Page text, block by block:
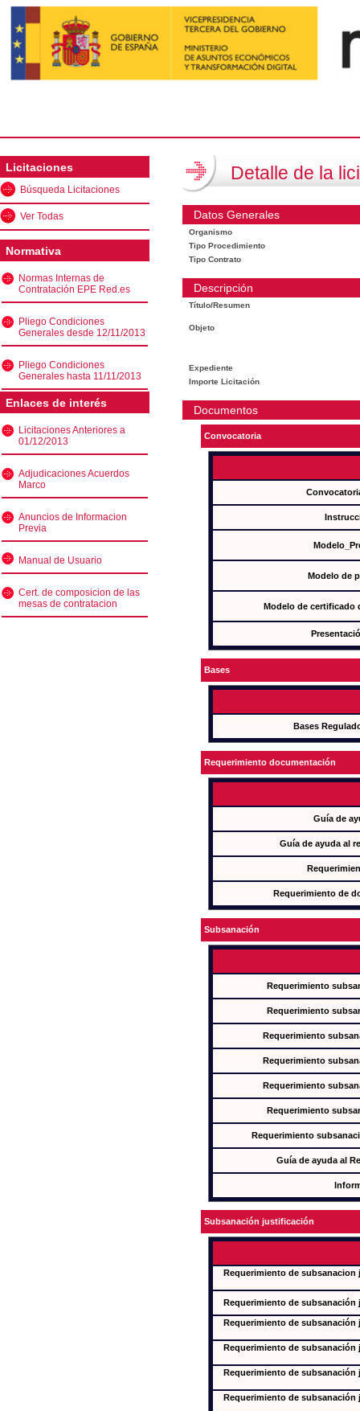
Licitaciones
Búsqueda Licitaciones
Ver Todas
Normativa
Normas Internas de
Contratación EPE Red.es
Pliego Condiciones
Generales desde 12/11/2013
Pliego Condiciones
Generales hasta 11/11/2013
Enlaces de interés
Licitaciones Anteriores a
01/12/2013
Adjudicaciones Acuerdos
Marco
Anuncios de Informacion
Previa
Manual de Usuario
Cert. de composicion de las
mesas de contratacion
Detalle de la
Datos Generales
Organismo
Tipo Procedimiento
Tipo Contrato
Descripción
Título/Resumen
Objeto
Expediente
Importe Licitación
Documentos
Convocatoria
Modelo de
Modelo de certificado
Bases
Bases
Requerimiento documentación
Guía de
Guía de ayuda al
Requerimiento de
Subsanación
Requerimiento
Requerimiento
Requerimiento
Requerimiento
Requerimiento
Requerimiento
Requerimiento
Guía de ayuda al
Subsanación justificación
Requerimiento de
Requerimiento de subsanación
Requerimiento de
Requerimiento de
Requerimiento de
Requerimiento de